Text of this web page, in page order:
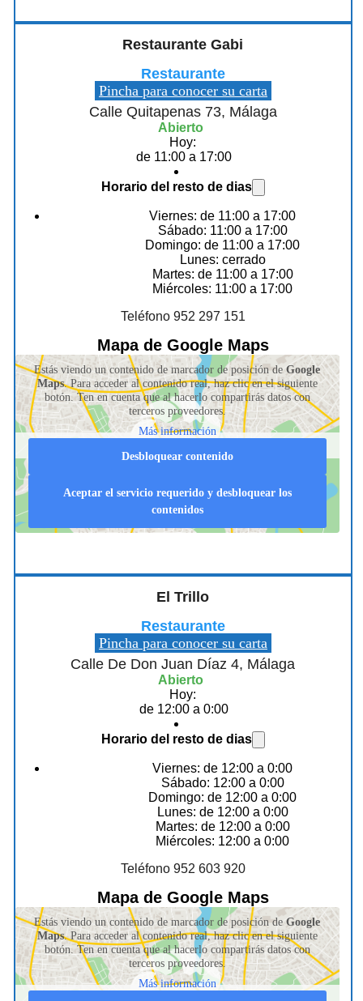
Restaurante Gabi
Restaurante
Pincha para conocer su carta
Calle Quitapenas 73, Málaga
Abierto
Hoy:
de 11:00 a 17:00
Horario del resto de dias
Viernes: de 11:00 a 17:00
Sábado: 11:00 a 17:00
Domingo: de 11:00 a 17:00
Lunes: cerrado
Martes: de 11:00 a 17:00
Miércoles: 11:00 a 17:00
Teléfono 952 297 151
Mapa de Google Maps
Estás viendo un contenido de marcador de posición deGoogle
Maps. Para acceder al contenido real, haz clic en el siguiente
botón. Ten en cuenta que al hacerlo compartirás datos con
terceros proveedores.
Más información
Desbloquear contenido
Aceptar el servicio requerido y desbloquear los
contenidos
El Trillo
Restaurante
Pincha para conocer su carta
Calle De Don Juan Díaz 4, Málaga
Abierto
Hoy:
de 12:00 a 0:00
Horario del resto de dias
Viernes: de 12:00 a 0:00
Sábado: 12:00 a 0:00
Domingo: de 12:00 a 0:00
Lunes: de 12:00 a 0:00
Martes: de 12:00 a 0:00
Miércoles: 12:00 a 0:00
Teléfono 952 603 920
Mapa de Google Maps
Estás viendo un contenido de marcador de posición deGoogle
Maps. Para acceder al contenido real, haz clic en el siguiente
botón. Ten en cuenta que al hacerlo compartirás datos con
terceros proveedores.
Más información